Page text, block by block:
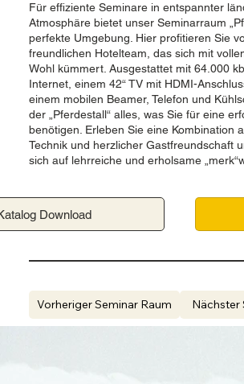
Für effiziente Seminare in entspannter
Atmosphäre bietet unser Seminarraum
perfekte Umgebung. Hier profitieren Sie
freundlichen Hotelteam, das sich mit
Wohl kümmert. Ausgestattet mit 64.000
Internet, einem 42“ TV mit HDMI-
einem mobilen Beamer, Telefon und
der „Pferdestall“ alles, was Sie für eine
benötigen. Erleben Sie eine Kombination
Technik und herzlicher Gastfreundschaft
sich auf lehrreiche und erholsame
Download
Nächster
Vorheriger Seminar Raum